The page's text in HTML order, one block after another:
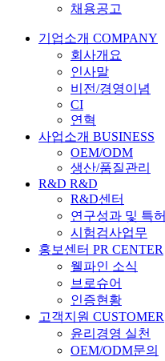
채용공고
기업소개 COMPANY
회사개요
인사말
비전/경영이념
CI
연혁
사업소개 BUSINESS
OEM/ODM
생산/품질관리
R&D R&D
R&D센터
연구성과 및 특허
시험검사업무
홍보센터 PR CENTER
웰파인 소식
브로슈어
인증현황
고객지원 CUSTOMER
윤리경영 실천
OEM/ODM문의